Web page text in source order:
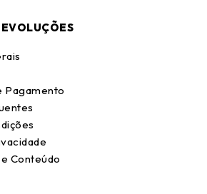
Pagamento
Conteúdo